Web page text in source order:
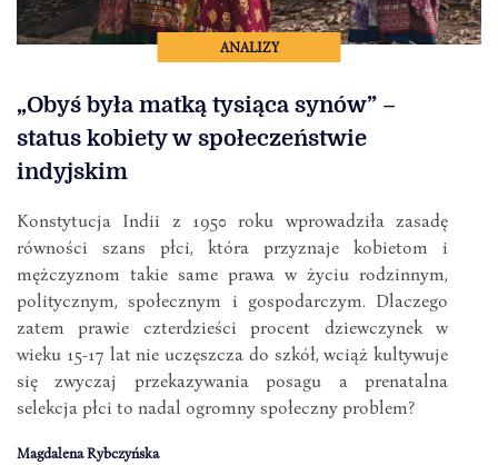
ANALIZY
„Obyś była matką tysiąca synów” –
status kobiety w społeczeństwie
indyjskim
Konstytucja Indii z 1950 roku wprowadziła zasadę
równości szans płci, która przyznaje kobietom i
mężczyznom takie same prawa w życiu rodzinnym,
politycznym, społecznym i gospodarczym. Dlaczego
zatem prawie czterdzieści procent dziewczynek w
wieku 15-17 lat nie uczęszcza do szkół, wciąż kultywuje
się zwyczaj przekazywania posagu a prenatalna
selekcja płci to nadal ogromny społeczny problem?
Magdalena Rybczyńska